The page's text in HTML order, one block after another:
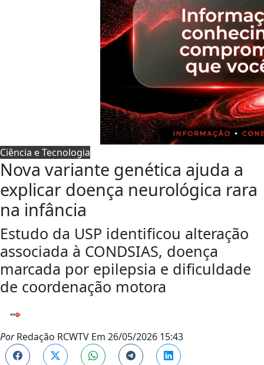
Ciência e Tecnologia
Nova variante genética ajuda a
explicar doença neurológica rara
na infância
Estudo da USP identificou alteração
associada à CONDSIAS, doença
marcada por epilepsia e dificuldade
de coordenação motora
PorRedação RCWTV Em 26/05/2026 15:43